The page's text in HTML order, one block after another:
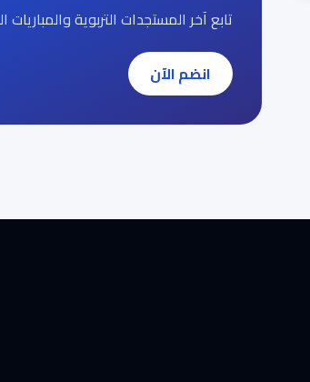
تابع آخر المستجدات التربوية والمباريات
انضم الآن